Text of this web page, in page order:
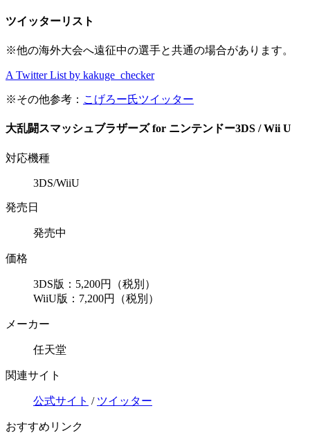
ツイッターリスト
※他の海外大会へ遠征中の選手と共通の場合があります。
A Twitter List by kakuge_checker
※その他参考： こげろー氏ツイッター
大乱闘スマッシュブラザーズ for ニンテンドー3DS / Wii U
対応機種
3DS/WiiU
発売日
発売中
価格
3DS版：5,200円（税別）
WiiU版：7,200円（税別）
メーカー
任天堂
関連サイト
公式サイト / ツイッター
おすすめリンク